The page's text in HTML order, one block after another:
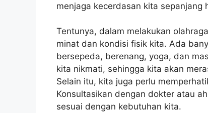
menjaga kecerdasan kita sepanjang
Tentunya, dalam melakukan
minat dan kondisi fisik kita. Ada
bersepeda, berenang, yoga, dan
kita nikmati, sehingga kita akan
Selain itu, kita juga perlu
Konsultasikan dengan dokter atau
sesuai dengan kebutuhan kita.